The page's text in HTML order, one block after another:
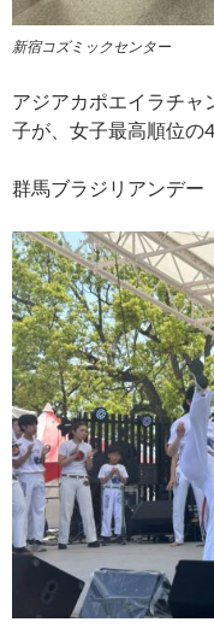
新宿コズミックセンター
アジアカポエイラチャ
子が、女子最高順位の4
群馬ブラジリアンデー